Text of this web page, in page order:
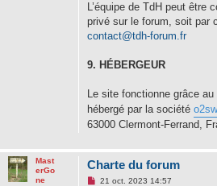
L’équipe de TdH peut être
privé sur le forum, soit par
contact@tdh-forum.fr
9. HÉBERGEUR
Le site fonctionne grâce
hébergé par la société
63000 Clermont-Ferrand,
Mast
erGo
ne
Charte du forum
M21 oct. 2023 14:57